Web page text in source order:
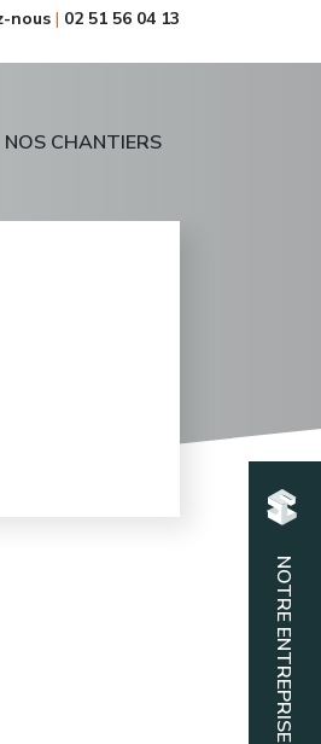
nous | 02 51 56 04 13
NOS CHANTIERS
NOTRE ENTREPRISE